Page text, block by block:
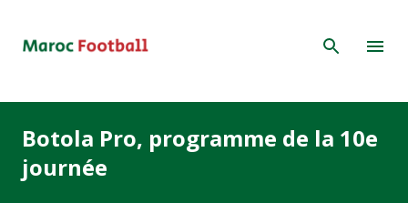
Botola Pro, programme de la 10e
journée